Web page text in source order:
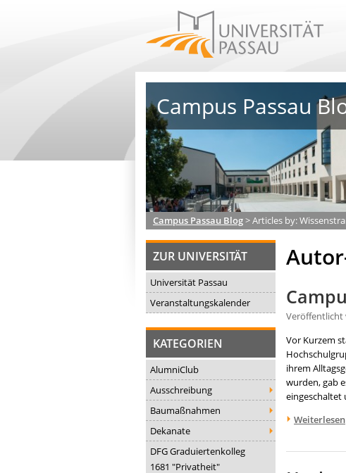
Campus Passau
Campus Passau Blog>Articles by:
ZUR UNIVERSITÄT
Universität Passau
Veranstaltungskalender
KATEGORIEN
AlumniClub
Ausschreibung
Baumaßnahmen
Dekanate
DFG Graduiertenkolleg
1681 "Privatheit"
Veröffentlicht
Vor Kurzem
ihrem
wurden, gab
eingeschaltet
Weiterlesen